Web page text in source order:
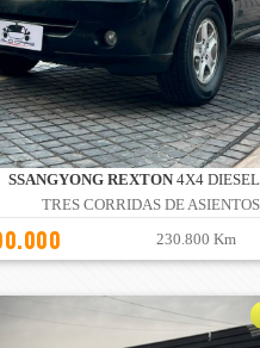
SSANGYONG REXTON4X4
TRES CORRIDAS DE ASIENTOS
230.800 Km